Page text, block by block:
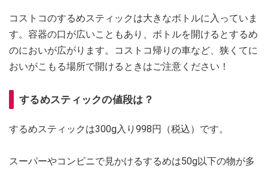
コストコのするめスティックは大きなボトルに入っていま
す。容器の口が広いこともあり、ボトルを開けるとするめ
のにおいが広がります。コストコ帰りの車など、狭くてに
おいがこもる場所で開けるときはご注意ください！
するめスティックの値段は？
するめスティックは300g入り998円（税込）です。
スーパーやコンビニで見かけるするめは50g以下の物が多